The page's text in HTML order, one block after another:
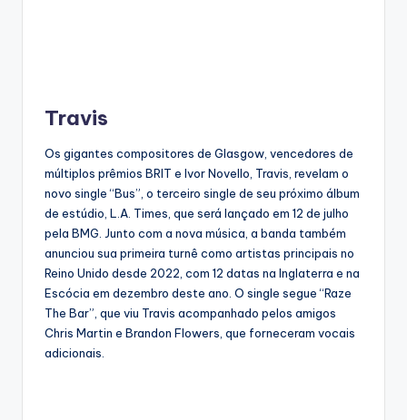
Travis
Os gigantes compositores de Glasgow, vencedores de
múltiplos prêmios BRIT e Ivor Novello, Travis, revelam o
novo single “Bus”, o terceiro single de seu próximo álbum
de estúdio, L.A. Times, que será lançado em 12 de julho
pela BMG. Junto com a nova música, a banda também
anunciou sua primeira turnê como artistas principais no
Reino Unido desde 2022, com 12 datas na Inglaterra e na
Escócia em dezembro deste ano. O single segue “Raze
The Bar”, que viu Travis acompanhado pelos amigos
Chris Martin e Brandon Flowers, que forneceram vocais
adicionais.